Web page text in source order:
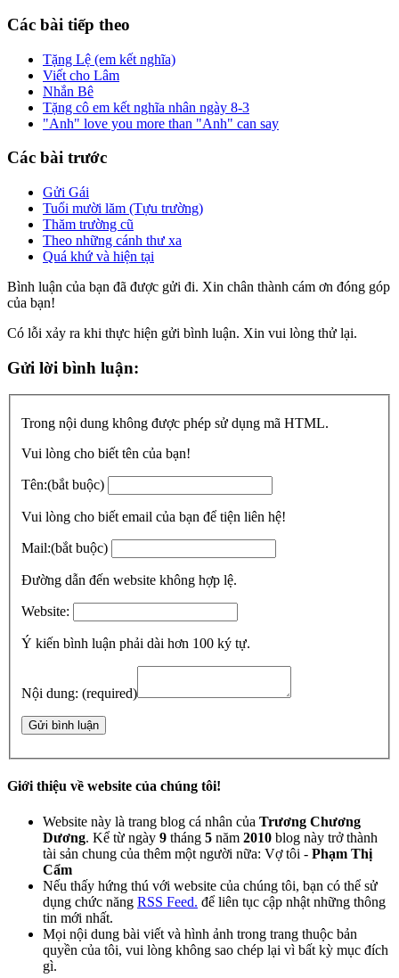
Các bài tiếp theo
Tặng Lệ (em kết nghĩa)
Viết cho Lâm
Nhắn Bê
Tặng cô em kết nghĩa nhân ngày 8-3
"Anh" love you more than "Anh" can say
Các bài trước
Gửi Gái
Tuổi mười lăm (Tựu trường)
Thăm trường cũ
Theo những cánh thư xa
Quá khứ và hiện tại
Bình luận của bạn đã được gửi đi. Xin chân thành cám ơn đóng góp
của bạn!
Có lỗi xảy ra khi thực hiện gửi bình luận. Xin vui lòng thử lại.
Gửi lời bình luận:
Trong nội dung không được phép sử dụng mã HTML.
Vui lòng cho biết tên của bạn!
Tên:(bắt buộc)
Vui lòng cho biết email của bạn để tiện liên hệ!
Mail:(bắt buộc)
Đường dẫn đến website không hợp lệ.
Website:
Ý kiến bình luận phải dài hơn 100 ký tự.
Nội dung: (required)
Giới thiệu về website của chúng tôi!
Website này là trang blog cá nhân của Trương Chương
Dương. Kể từ ngày 9 tháng 5 năm 2010 blog này trở thành
tài sản chung của thêm một người nữa: Vợ tôi - Phạm Thị
Cẩm
Nếu thấy hứng thú với website của chúng tôi, bạn có thể sử
dụng chức năng RSS Feed. để liên tục cập nhật những thông
tin mới nhất.
Mọi nội dung bài viết và hình ảnh trong trang thuộc bản
quyền của tôi, vui lòng không sao chép lại vì bất kỳ mục đích
gì.